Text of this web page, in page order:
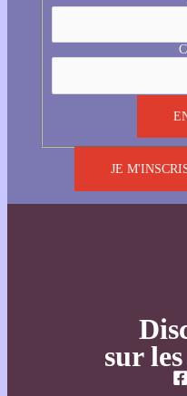
JE
sur